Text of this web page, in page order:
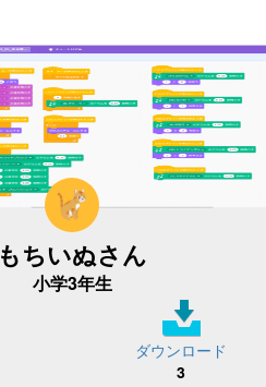
もちいぬさん
小学3年生
ダウンロード
3